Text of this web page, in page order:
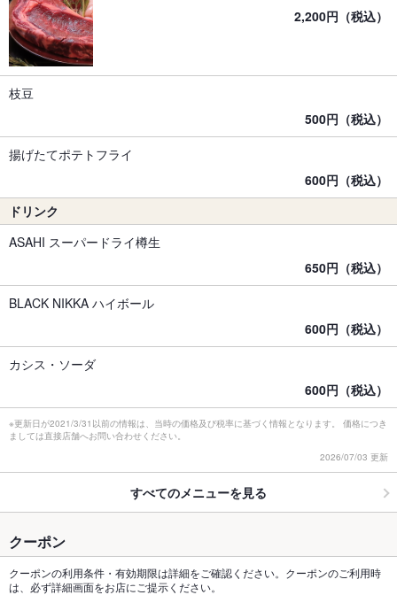
2,200円（税込）
枝豆
500円（税込）
揚げたてポテトフライ
600円（税込）
ドリンク
ASAHI スーパードライ樽生
650円（税込）
BLACK NIKKA ハイボール
600円（税込）
カシス・ソーダ
600円（税込）
※更新日が2021/3/31以前の情報は、当時の価格及び税率に基づく情報となります。 価格につき
ましては直接店舗へお問い合わせください。
2026/07/03 更新
すべてのメニューを見る
クーポン
クーポンの利用条件・有効期限は詳細をご確認ください。クーポンのご利用時
は、必ず詳細画面をお店にご提示ください。